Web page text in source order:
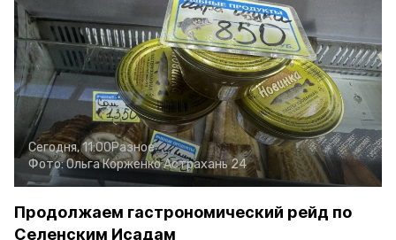
Сегодня, 11:00Разное
Фото:Ольга КорженкоАстрахань 24
Продолжаем гастрономический рейд по
Селенским Исадам